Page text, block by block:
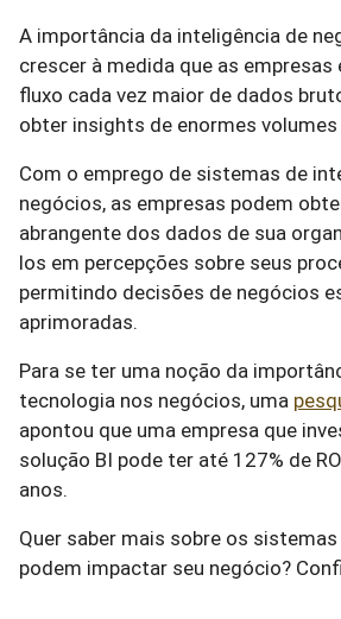
A importância da inteligência de
crescer à medida que as
fluxo cada vez maior de dados
obter insights de enormes
Com o emprego de sistemas de
negócios, as empresas podem
abrangente dos dados de sua
los em percepções sobre seus
permitindo decisões de negócios
aprimoradas.
Para se ter uma noção da
tecnologia nos negócios, uma
apontou que uma empresa que
solução BI pode ter até 127% de
anos.
Quer saber mais sobre os
podem impactar seu negócio?